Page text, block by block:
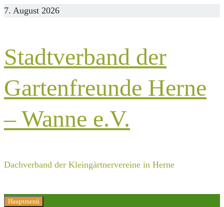
Zurück
7. August 2026
Stadtverband der
Gartenfreunde Herne
– Wanne e.V.
Dachverband der Kleingärtnervereine in Herne
Hauptmenü